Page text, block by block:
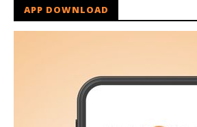
APP DOWNLOAD